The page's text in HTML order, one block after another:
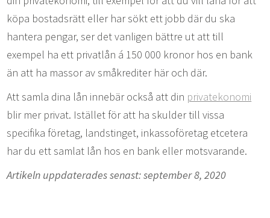
köpa bostadsrätt eller har sökt ett jobb där du ska
hantera pengar, ser det vanligen bättre ut att till
exempel ha ett privatlån á 150 000 kronor hos en bank
än att ha massor av småkrediter här och där.
Att samla dina lån innebär också att din privatekonomi
blir mer privat. Istället för att ha skulder till vissa
specifika företag, landstinget, inkassoföretag etcetera
har du ett samlat lån hos en bank eller motsvarande.
Artikeln uppdaterades senast: september 8, 2020